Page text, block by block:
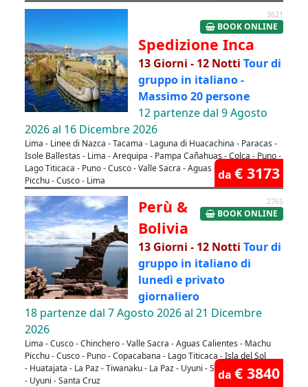
3621
BOOK ONLINE
Spedizione Inca
13 Giorni - 12 Notti Tour di
gruppo in italiano -
Massimo 20 persone
12 partenze dal 9 Agosto
2026 al 16 Dicembre 2026
Lima - Linee di Nazca - Tacama - Laguna di Huacachina - Paracas -
Isole Ballestas - Lima - Arequipa - Pampa Cañahuas - Colca - Puno -
Lago Titicaca - Puno - Cusco - Valle Sacra - Aguas Calientes - Machu
Picchu - Cusco - Lima
da € 3173
2765
BOOK ONLINE
Perù &
Bolivia
13 Giorni - 12 Notti Tour di
gruppo in italiano di
lunedì e privato
giornaliero
18 partenze dal 7 Agosto 2026 al 21 Dicembre
2026
Lima - Cusco - Chinchero - Valle Sacra - Aguas Calientes - Machu
Picchu - Cusco - Puno - Copacabana - Lago Titicaca - Isla del Sol
- Huatajata - La Paz - Tiwanaku - La Paz - Uyuni - Salar di Uyuni
- Uyuni - Santa Cruz
da € 3840